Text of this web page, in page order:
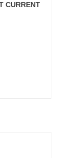
CURRENT